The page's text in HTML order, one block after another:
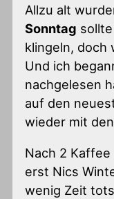
Allzu alt
Sonntag
klingeln, doch
Und ich
nachgelesen
auf den
wieder mit
Nach 2
erst Nics
wenig Zeit